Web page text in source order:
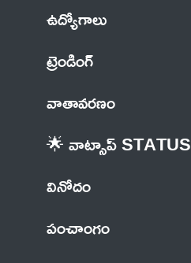
ఉద్యోగాలు
ట్రెండింగ్
వాతావరణం
🌟 వాట్సాప్ STATUS
వినోదం
పంచాంగం